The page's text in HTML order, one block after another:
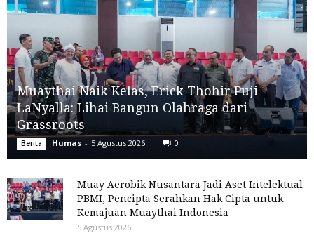
Muaythai Naik Kelas, Erick Thohir Puji
LaNyalla: Lihai Bangun Olahraga dari
Grassroots
Berita Humas - 5 Agustus 2026 0
Muay Aerobik Nusantara Jadi Aset Intelektual
PBMI, Pencipta Serahkan Hak Cipta untuk
Kemajuan Muaythai Indonesia
5 Agustus 2026